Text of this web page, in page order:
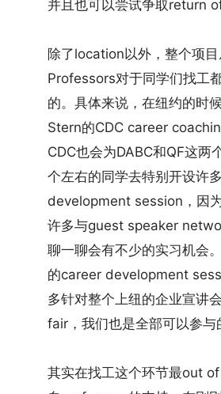
并且也可以尝试争取return
除了location以外，整个项目
Professors对于同学们找工
的。具体来说，在纽约的时
Stern的CDC career
CDC也会为DABC和QF这两
个左右的同学去特别开设许
development session，因
许多与guest speaker
聊一聊会有不少的实习机会
的career development
多针对整个上纽的企业宣讲
fair，我们也是全部可以参与
其实在找工这个环节最out